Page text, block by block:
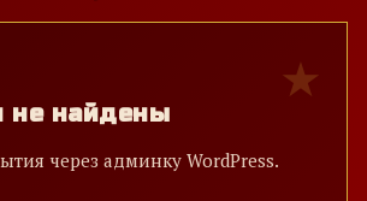
не найдены
через админку WordPress.